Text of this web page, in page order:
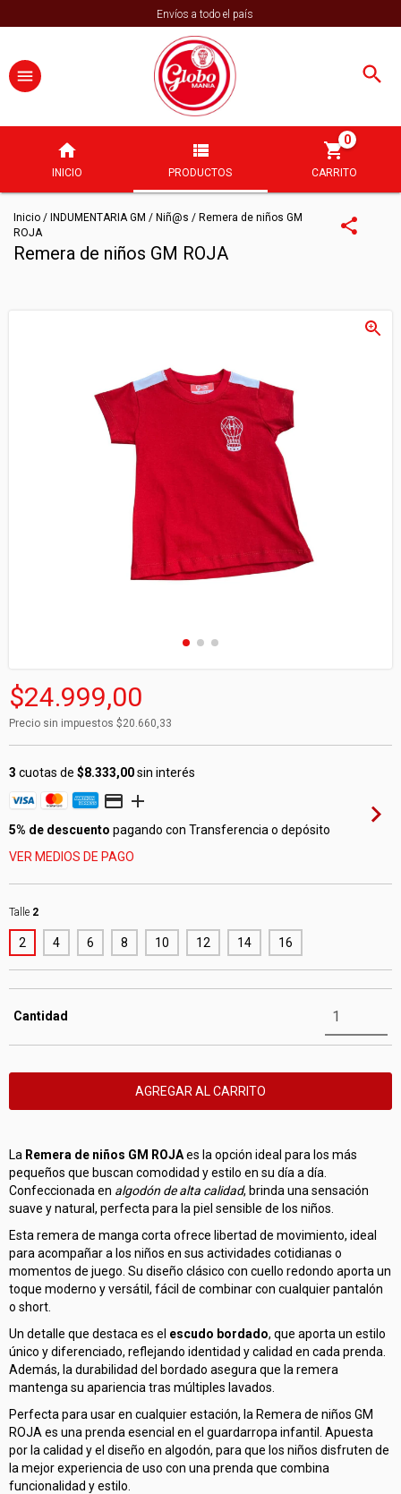
Envíos a todo el país
INICIO PRODUCTOS CARRITO
0
Inicio / INDUMENTARIA GM / Niñ@s / Remera de niños GM
ROJA
Remera de niños GM ROJA
$24.999,00
Precio sin impuestos $20.660,33
3 cuotas de $8.333,00sin interés
5% de descuento pagando con Transferencia o depósito
VER MEDIOS DE PAGO
Talle 2
2 4 6 8 10 12 14 16
Cantidad
La Remera de niños GM ROJAes la opción ideal para los más
pequeños que buscan comodidad y estilo en su día a día.
Confeccionada en algodón de alta calidad, brinda una sensación
suave y natural, perfecta para la piel sensible de los niños.
Esta remera de manga corta ofrece libertad de movimiento, ideal
para acompañar a los niños en sus actividades cotidianas o
momentos de juego. Su diseño clásico con cuello redondo aporta un
toque moderno y versátil, fácil de combinar con cualquier pantalón
o short.
Un detalle que destaca es el escudo bordado, que aporta un estilo
único y diferenciado, reflejando identidad y calidad en cada prenda.
Además, la durabilidad del bordado asegura que la remera
mantenga su apariencia tras múltiples lavados.
Perfecta para usar en cualquier estación, la Remera de niños GM
ROJA es una prenda esencial en el guardarropa infantil. Apuesta
por la calidad y el diseño en algodón, para que los niños disfruten de
la mejor experiencia de uso con una prenda que combina
funcionalidad y estilo.